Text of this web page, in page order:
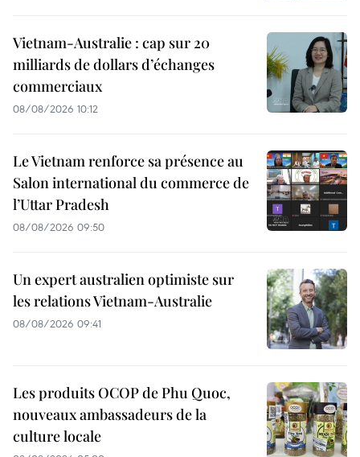
Vietnam-Australie : cap sur 20
milliards de dollars d’échanges
commerciaux
08/08/2026 10:12
Le Vietnam renforce sa présence au
Salon international du commerce de
l’Uttar Pradesh
08/08/2026 09:50
Un expert australien optimiste sur
les relations Vietnam-Australie
08/08/2026 09:41
Les produits OCOP de Phu Quoc,
nouveaux ambassadeurs de la
culture locale